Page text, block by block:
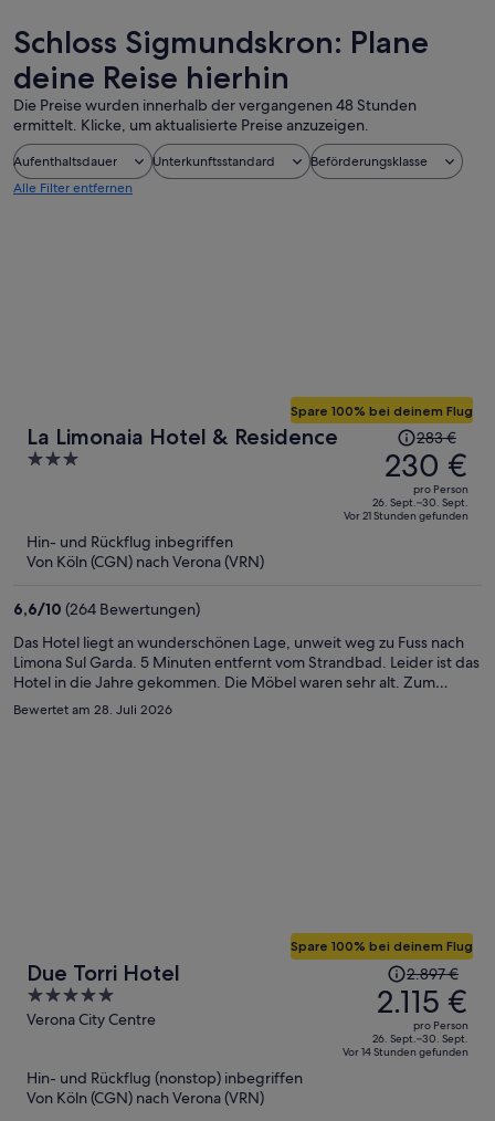
Schloss Sigmundskron: Plane
deine Reise hierhin
Die Preise wurden innerhalb der vergangenen 48 Stunden
ermittelt. Klicke, um aktualisierte Preise anzuzeigen.
Aufenthaltsdauer Unterkunftsstandard
Beförderungsklasse
Alle Filter entfernen
La Limonaia Hotel & Residence
3
5
Spare 100% bei deinem Flug
Der
Preis
betrug
283 €,
jetzt
Person
283 €
230 €
pro Person
26. Sept.–30. Sept.
Vor 21 Stunden gefunden
Hin- und Rückflug inbegriffen
Von Köln (CGN) nach Verona (VRN)
6,6/10 (264 Bewertungen)
Das Hotel liegt an wunderschönen Lage, unweit weg zu Fuss nach
Limona Sul Garda. 5 Minuten entfernt vom Strandbad. Leider ist das
Hotel in die Jahre gekommen. Die Möbel waren sehr alt. Zum
Schlafen hatte man nur eine dünne Decke. Badetücher müssten
Bewertet am 28. Juli 2026
Due Torri Hotel
5
out
Verona City Centre
Spare 100% bei deinem Flug
Der
Preis
betrug
2.897 €,
jetzt
2.897 €
2.115 €
pro Person
26. Sept.–30. Sept.
Vor 14 Stunden gefunden
Hin- und Rückflug (nonstop) inbegriffen
Von Köln (CGN) nach Verona (VRN)